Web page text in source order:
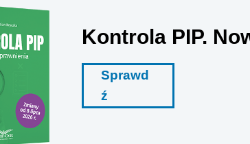
Kontrola PIP.
Sprawd
ź